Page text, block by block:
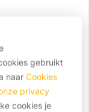
gebruikt
naar Cookies
privacy
cookies je
of
koudschuim
uitstekende